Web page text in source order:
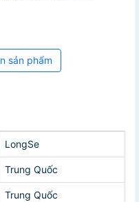
sản phẩm
LongSe
Trung Quốc
Trung Quốc